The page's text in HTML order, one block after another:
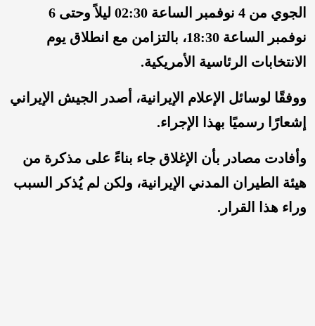
الجوي من 4 نوفمبر الساعة 02:30 ليلاً وحتى 6
نوفمبر الساعة 18:30، بالتزامن مع انطلاق يوم
الانتخابات الرئاسية الأمريكية.
ووفقًا لوسائل الإعلام الإيرانية، أصدر الجيش الإيراني
إشعارًا رسميًا بهذا الإجراء.
وأفادت مصادر بأن الإغلاق جاء بناءً على مذكرة من
هيئة الطيران المدني الإيرانية، ولكن لم يُذكر السبب
وراء هذا القرار.